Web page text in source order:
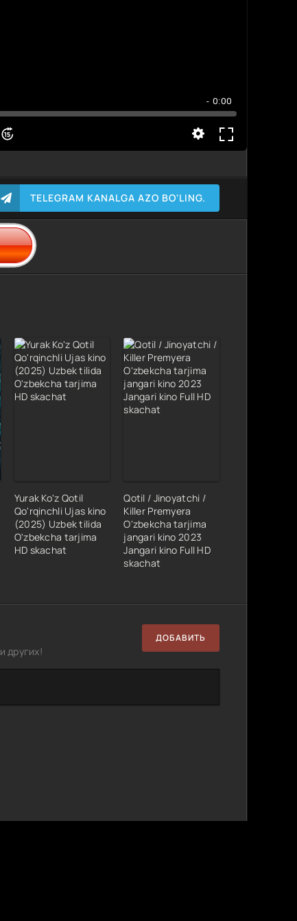
- 0:00
TELEGRAM KANALGA AZO BO'LING.
Yurak Ko'z Qotil
Qo'rqinchli Ujas kino
(2025) Uzbek tilida
O'zbekcha tarjima
HD skachat
Qotil / Jinoyatchi /
Killer Premyera
O'zbekcha tarjima
jangari kino 2023
Jangari kino Full HD
skachat
других!
ДОБАВИТЬ